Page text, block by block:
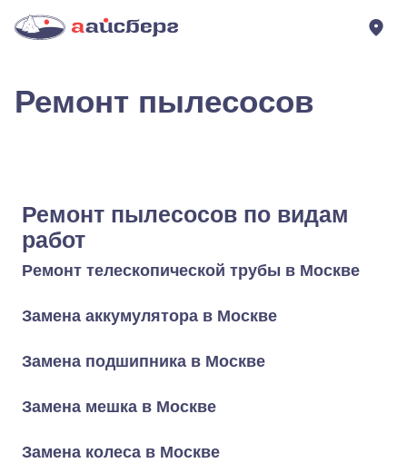
Ремонт пылесосов
Ремонт пылесосов по видам
работ
Ремонт телескопической трубы в Москве
Замена аккумулятора в Москве
Замена подшипника в Москве
Замена мешка в Москве
Замена колеса в Москве